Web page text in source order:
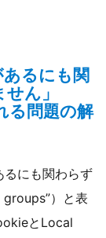
るにも関
ん」
る問題の解
にも関わらず
groups”）と表
とLocal